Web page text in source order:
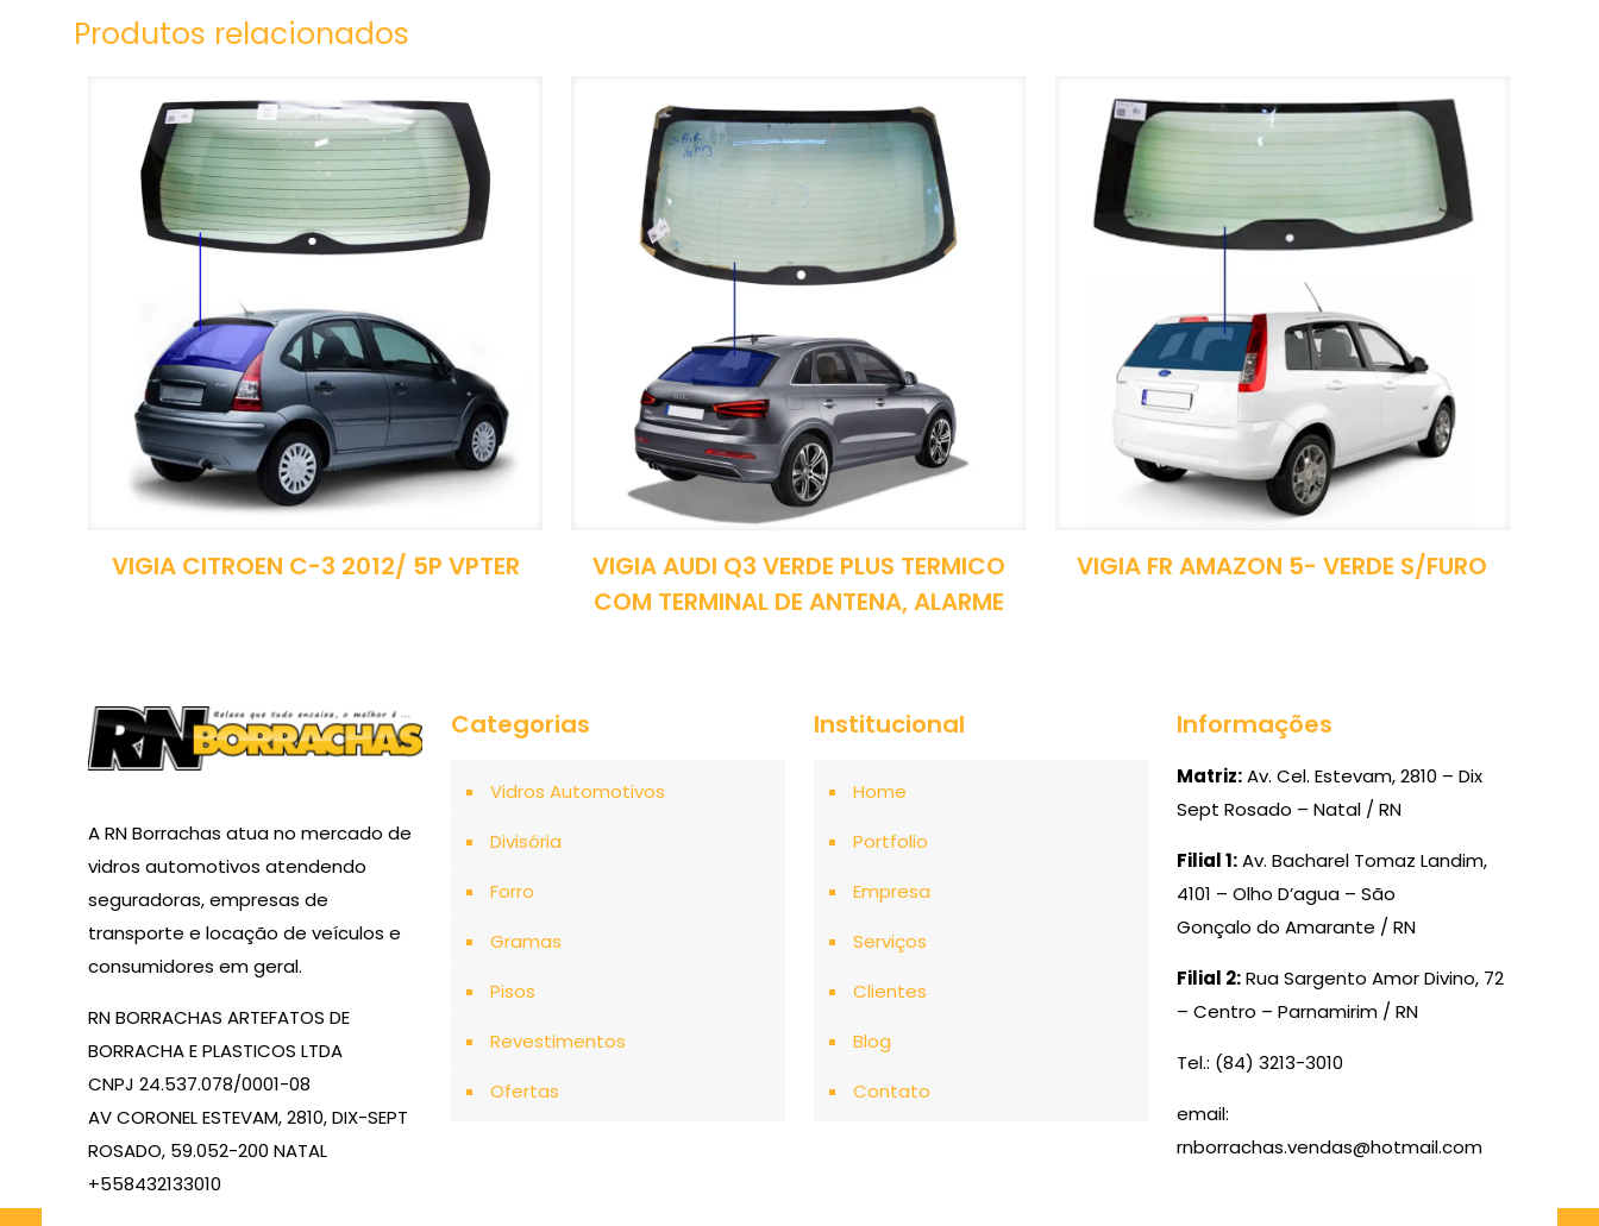
Produtos relacionados
VIGIA CITROEN C-3 2012/ 5P VPTER
VIGIA AUDI Q3 VERDE PLUS TERMICO
COM TERMINAL DE ANTENA, ALARME
VIGIA FR AMAZON 5- VERDE S/FURO
A RN Borrachas atua no mercado de
vidros automotivos atendendo
seguradoras, empresas de
transporte e locação de veículos e
consumidores em geral.
RN BORRACHAS ARTEFATOS DE
BORRACHA E PLASTICOS LTDA
CNPJ 24.537.078/0001-08
AV CORONEL ESTEVAM, 2810, DIX-SEPT
ROSADO, 59.052-200 NATAL
+558432133010
Categorias
Vidros Automotivos
Divisória
Forro
Gramas
Pisos
Revestimentos
Ofertas
Institucional
Home
Portfolio
Empresa
Serviços
Clientes
Blog
Contato
Informações
Matriz:Av. Cel. Estevam, 2810 – Dix
Sept Rosado – Natal / RN
Filial 1:Av. Bacharel Tomaz Landim,
4101 – Olho D’agua – São
Gonçalo do Amarante / RN
Filial 2:Rua Sargento Amor Divino, 72
– Centro – Parnamirim / RN
Tel.: (84) 3213-3010
email:
rnborrachas.vendas@hotmail.com